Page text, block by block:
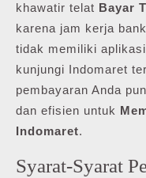
khawatir telat Bayar
karena jam kerja
tidak memiliki
kunjungi Indomaret
pembayaran Anda
dan efisien untuk
Indomaret.
Syarat-Syarat